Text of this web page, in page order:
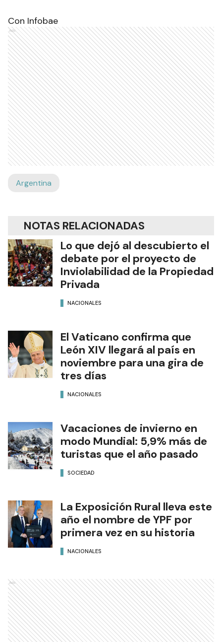
Con Infobae
Ads
Argentina
NOTAS RELACIONADAS
Lo que dejó al descubierto el
debate por el proyecto de
Inviolabilidad de la Propiedad
Privada
NACIONALES
El Vaticano confirma que
León XIV llegará al país en
noviembre para una gira de
tres días
NACIONALES
Vacaciones de invierno en
modo Mundial: 5,9% más de
turistas que el año pasado
SOCIEDAD
La Exposición Rural lleva este
año el nombre de YPF por
primera vez en su historia
NACIONALES
Ads